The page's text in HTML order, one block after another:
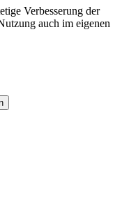
Verbesserung der
auch im eigenen